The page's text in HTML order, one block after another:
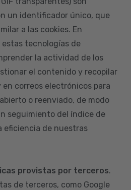
un identificador único, que
a las cookies. En
tecnologías de
la actividad de los
el contenido y recopilar
correos electrónicos para
o reenviado, de modo
seguimiento del índice de
eficiencia de nuestras
provistas por terceros.
de terceros, como Google